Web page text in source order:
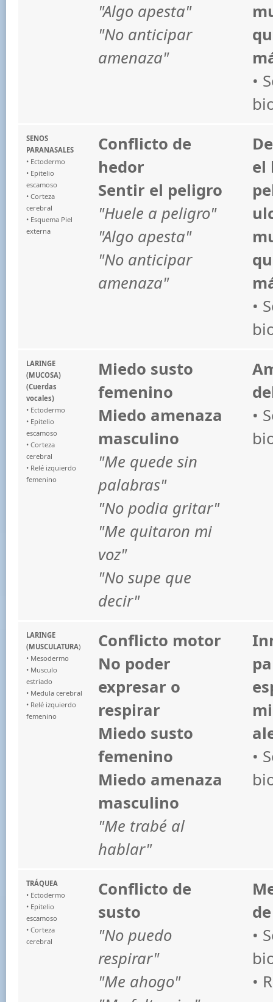
"Algo apesta"
"No anticipar
amenaza"
•
SENOS
PARANASALES
• Ectodermo
• Epitelio
escamoso
• Corteza
cerebral
• Esquema Piel
externa
Conflicto de
hedor
Sentir el peligro
"Huele a peligro"
"Algo apesta"
"No anticipar
amenaza"
el
•
LARINGE
(MUCOSA)
(Cuerdas
vocales)
• Ectodermo
• Epitelio
escamoso
• Corteza
cerebral
• Relé izquierdo
femenino
Miedo susto
femenino
Miedo amenaza
masculino
"Me quede sin
palabras"
"No podia gritar"
"Me quitaron mi
voz"
"No supe que
decir"
•
LARINGE
(MUSCULATURA)
• Mesodermo
• Musculo
estriado
• Medula cerebral
• Relé izquierdo
femenino
Conflicto motor
No poder
expresar o
respirar
Miedo susto
femenino
Miedo amenaza
masculino
"Me trabé al
hablar"
•
TRÁQUEA
• Ectodermo
• Epitelio
escamoso
• Corteza
cerebral
Conflicto de
susto
"No puedo
respirar"
"Me ahogo"
•
•